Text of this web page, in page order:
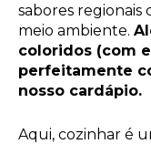
sabores regionais
meio ambiente.
coloridos (com
perfeitamente
nosso cardápio.
Aqui, cozinhar é